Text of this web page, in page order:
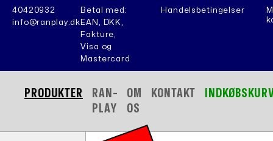
40420932
info@ranplay.dk
Betal med:
EAN, DKK,
Fakture,
Visa og
Mastercard
Handelsbetingelser
PRODUKTER
RAN-
PLAY
OM
OS
KONTAKT